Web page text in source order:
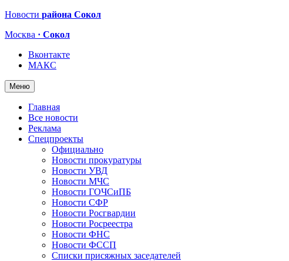
Новости района Сокол
Москва · Сокол
Вконтакте
МАКС
Меню
Главная
Все новости
Реклама
Спецпроекты
Официально
Новости прокуратуры
Новости УВД
Новости МЧС
Новости ГОЧСиПБ
Новости СФР
Новости Росгвардии
Новости Росреестра
Новости ФНС
Новости ФССП
Списки присяжных заседателей